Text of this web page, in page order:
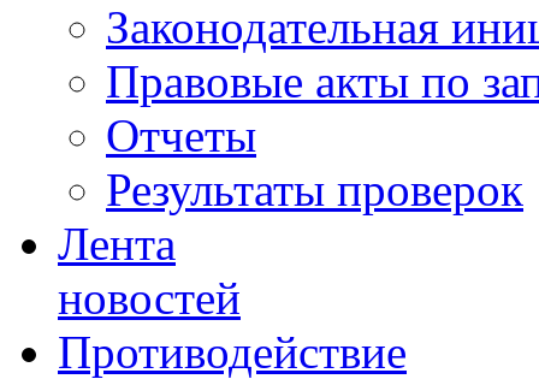
Законодательная
Правовые акты по
Отчеты
Результаты проверок
Лента
новостей
Противодействие